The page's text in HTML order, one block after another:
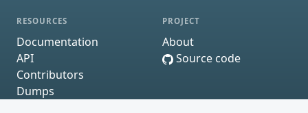
RESOURCES
Documentation
API
Contributors
Dumps
PROJECT
About
Source code